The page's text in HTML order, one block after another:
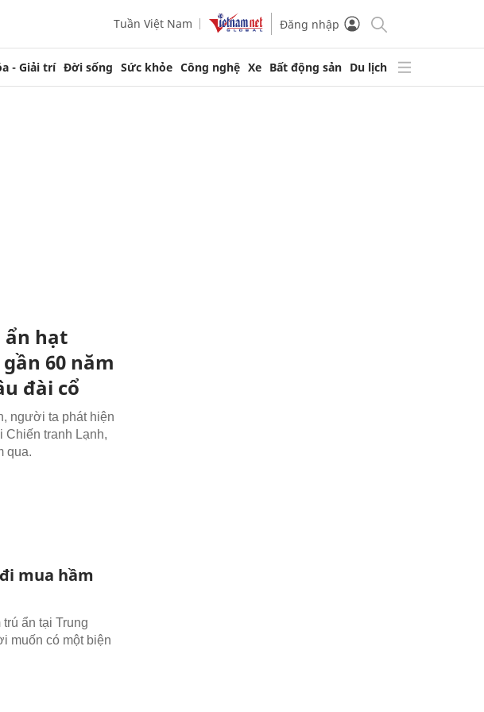
Tuần Việt Nam Đăng nhập
- Giải trí Đời sống Sức khỏe Công nghệ Xe Bất động sản Du lịch
ẩn hạt
60 năm
đài cổ
người ta phát hiện
Chiến tranh Lạnh,
qua.
mua hầm
ẩn tại Trung
muốn có một biện